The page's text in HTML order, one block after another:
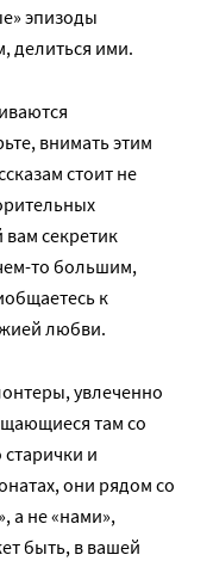
эпизоды
делиться ими.
внимать этим
стоит не
секретик
то большим,
к
любви.
увлеченно
там со
и
они рядом со
а не «нами»,
быть, в вашей